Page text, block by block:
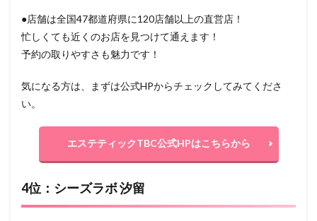
●店舗は全国47都道府県に120店舗以上の直営店！
忙しくても近くのお店を見つけて通えます！
予約の取りやすさも魅力です！
気になる方は、まずは公式HPからチェックしてみてくださ
い。
エステティックTBC公式HPはこちらから
4位：シーズラボ 汐留